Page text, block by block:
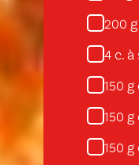
200
4 c. à
150 g
150 g
150 g